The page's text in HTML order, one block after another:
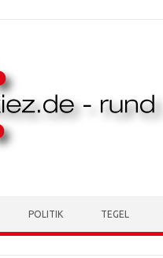
POLITIK TEGEL